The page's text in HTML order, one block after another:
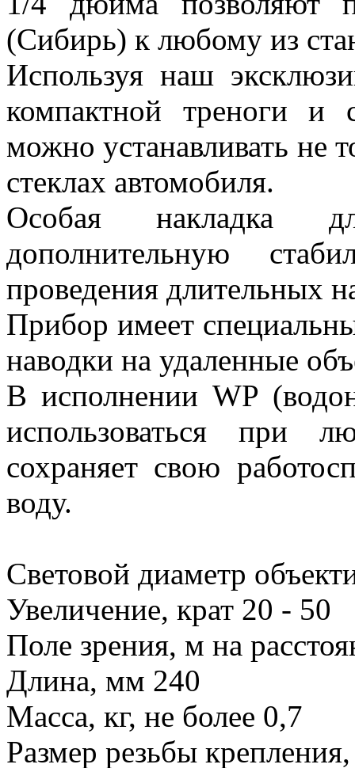
(Сибирь) к любому из
Используя наш
компактной треноги и
можно устанавливать не
стеклах автомобиля.
Особая накладка
дополнительную
проведения длительных
Прибор имеет
наводки на удаленные
В исполнении WP
использоваться при
сохраняет свою
воду.
Световой диаметр
Увеличение, крат 20 - 50
Поле зрения, м на
Длина, мм 240
Масса, кг, не более 0,7
Размер резьбы